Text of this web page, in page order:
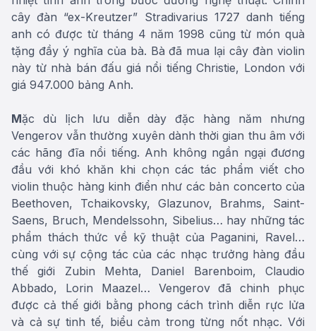
cây đàn “ex-Kreutzer” Stradivarius 1727 danh tiếng
anh có được từ tháng 4 năm 1998 cũng từ món quà
tặng đầy ý nghĩa của bà. Bà đã mua lại cây đàn violin
này từ nhà bán đấu giá nổi tiếng Christie, London với
giá 947.000 bảng Anh.
Mặc dù lịch lưu diễn dày đặc hàng năm nhưng
Vengerov vẫn thường xuyên dành thời gian thu âm với
các hãng đĩa nổi tiếng. Anh không ngần ngại đương
đầu với khó khăn khi chọn các tác phẩm viết cho
violin thuộc hàng kinh điển như các bản concerto của
Beethoven, Tchaikovsky, Glazunov, Brahms, Saint-
Saens, Bruch, Mendelssohn, Sibelius… hay những tác
phẩm thách thức về kỹ thuật của Paganini, Ravel…
cùng với sự cộng tác của các nhạc trưởng hàng đầu
thế giới Zubin Mehta, Daniel Barenboim, Claudio
Abbado, Lorin Maazel… Vengerov đã chinh phục
được cả thế giới bằng phong cách trình diễn rực lửa
và cả sự tinh tế, biểu cảm trong từng nốt nhạc. Với